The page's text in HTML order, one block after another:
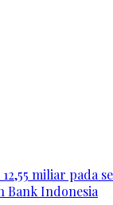
miliar pada
Bank Indonesia